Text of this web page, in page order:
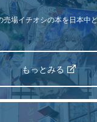
売場イチオシの本を日本中
もっとみる